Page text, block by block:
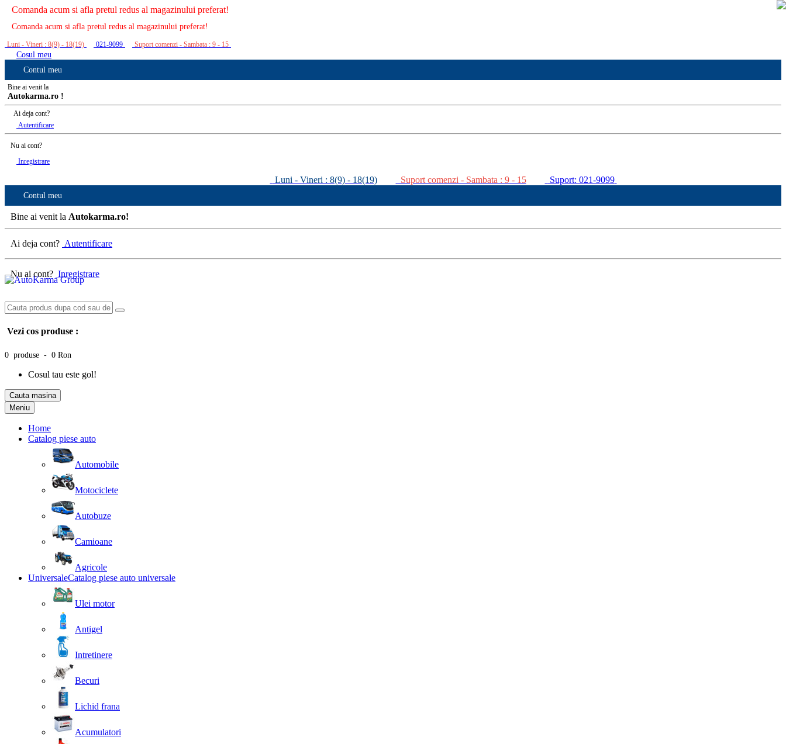
Comanda acum si afla pretul redus al magazinului preferat!
Comanda acum si afla pretul redus al magazinului preferat!
Luni - Vineri : 8(9) - 18(19) 021-9099 Suport comenzi - Sambata : 9 - 15
Cosul meu
Contul meu
Bine ai venit la
Autokarma.ro !
Ai deja cont?
Autentificare
Nu ai cont?
Inregistrare
Luni - Vineri : 8(9) - 18(19) Suport comenzi - Sambata : 9 - 15 Suport: 021-9099
Contul meu
Bine ai venit la Autokarma.ro!
Ai deja cont? Autentificare
Nu ai cont? Inregistrare
Vezi cos produse :
0 produse - 0 Ron
Cosul tau este gol!
Cauta masina
Meniu
Home
Catalog piese auto
Automobile
Motociclete
Autobuze
Camioane
Agricole
UniversaleCatalog piese auto universale
Ulei motor
Antigel
Intretinere
Becuri
Lichid frana
Acumulatori